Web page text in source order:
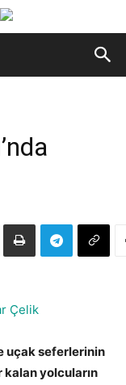
Çelik
uçak seferlerinin
kalan yolcuların